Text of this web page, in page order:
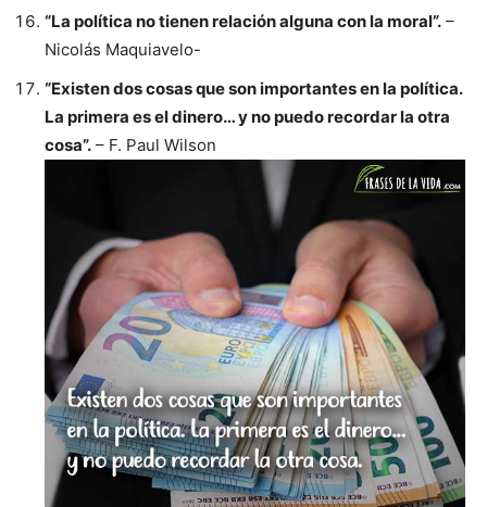
“La política no tienen relación alguna con la moral”. –
Nicolás Maquiavelo-
“Existen dos cosas que son importantes en la política.
La primera es el dinero… y no puedo recordar la otra
cosa”. – F. Paul Wilson